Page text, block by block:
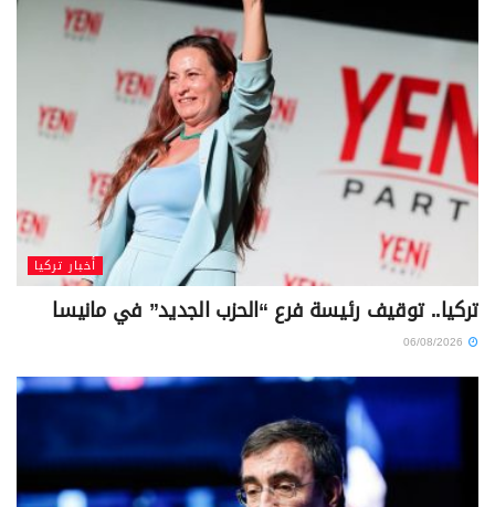
أخبار تركيا
تركيا.. توقيف رئيسة فرع “الحزب الجديد” في مانيسا